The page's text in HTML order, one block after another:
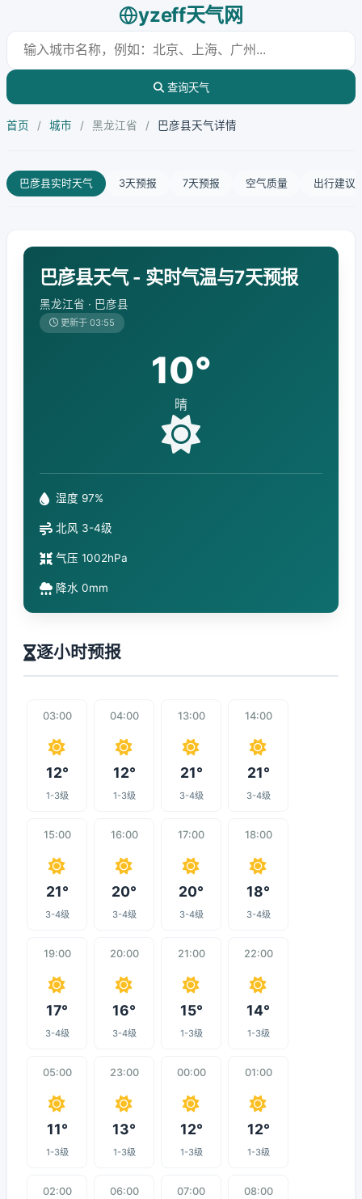
yzeff天气网
查询天气
首页 / 城市 / 黑龙江省 / 巴彦县天气详情
巴彦县实时天气 3天预报 7天预报 空气质量 出行建议
巴彦县天气 - 实时气温与7天预报
黑龙江省 · 巴彦县
更新于 03:55
10°
晴
湿度 97%
北风 3-4级
气压 1002hPa
降水 0mm
逐小时预报
03:00
12°
1-3级
04:00
12°
1-3级
13:00
21°
3-4级
14:00
21°
3-4级
15:00
21°
3-4级
16:00
20°
3-4级
17:00
20°
3-4级
18:00
18°
3-4级
19:00
17°
3-4级
20:00
16°
3-4级
21:00
15°
1-3级
22:00
14°
1-3级
05:00
11°
1-3级
23:00
13°
1-3级
00:00
12°
1-3级
01:00
12°
1-3级
02:00 06:00 07:00 08:00